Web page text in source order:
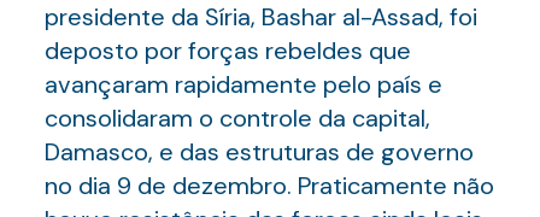
presidente da Síria, Bashar al-Assad, foi
deposto por forças rebeldes que
avançaram rapidamente pelo país e
consolidaram o controle da capital,
Damasco, e das estruturas de governo
no dia 9 de dezembro. Praticamente não